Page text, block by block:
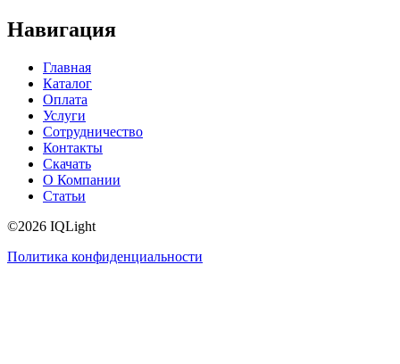
Навигация
Главная
Каталог
Оплата
Услуги
Сотрудничество
Контакты
Скачать
О Компании
Статьи
©2026 IQLight
Политика конфиденциальности